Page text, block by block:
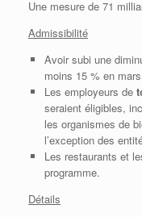
Une mesure de 71
Admissibilité
Avoir subi une
moins 15 % en
Les employeurs de
seraient éligibles,
les organismes de
l’exception des
Les restaurants et
programme.
Détails